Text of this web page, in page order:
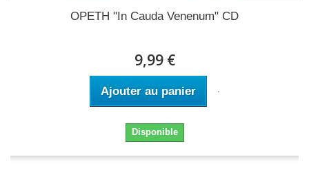
OPETH "In Cauda Venenum" CD
9,99 €
Ajouter au panier
Disponible